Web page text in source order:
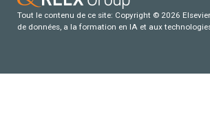
Tout le contenu de ce site: Copyright © 2026
de données, a la formation en IA et aux